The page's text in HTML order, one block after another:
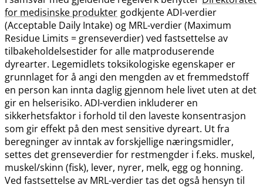
for medisinske produkter godkjente ADI-verdier
(Acceptable Daily Intake) og MRL-verdier (Maximum
Residue Limits = grenseverdier) ved fastsettelse av
tilbakeholdelsestider for alle matproduserende
dyrearter. Legemidlets toksikologiske egenskaper er
grunnlaget for å angi den mengden av et fremmedstoff
en person kan innta daglig gjennom hele livet uten at det
gir en helserisiko. ADI-verdien inkluderer en
sikkerhetsfaktor i forhold til den laveste konsentrasjon
som gir effekt på den mest sensitive dyreart. Ut fra
beregninger av inntak av forskjellige næringsmidler,
settes det grenseverdier for restmengder i f.eks. muskel,
muskel​/​skinn (fisk), lever, nyrer, melk, egg og honning.
Ved fastsettelse av MRL-verdier tas det også hensyn til